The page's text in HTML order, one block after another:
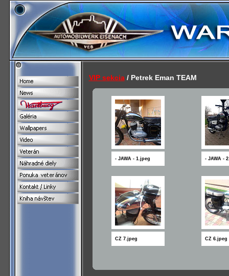
VIP sekcia/ Petrek Eman TEAM